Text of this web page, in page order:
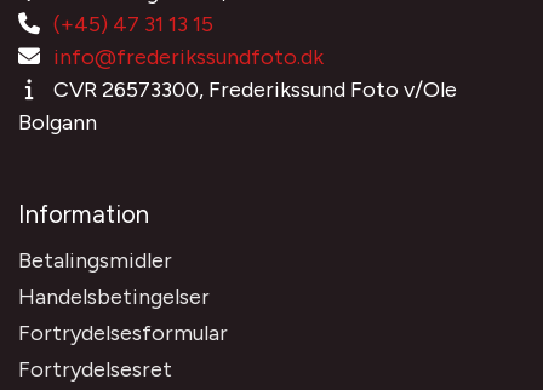
(+45) 47 31 13 15
info@frederikssundfoto.dk
CVR 26573300, Frederikssund Foto v/Ole
Bolgann
Information
Betalingsmidler
Handelsbetingelser
Fortrydelsesformular
Fortrydelsesret